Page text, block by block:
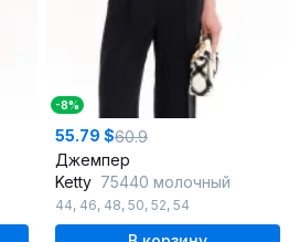
-8%
55.79 $60.9
Джемпер
Ketty 75440 молочный
44, 46, 48, 50, 52, 54